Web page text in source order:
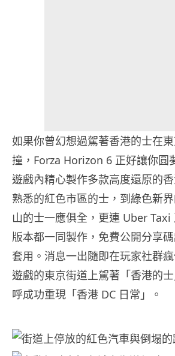
如果你曾幻想過駕著香港的士在
撞，Forza Horizon 6 正好讓你圓
遊戲內精心製作多款高度還原的
熟悉的紅色市區的士，到綠色新
山的士一應俱全，更連 Uber Taxi
版本都一同製作，免費公開分享
套用。消息一出隨即在玩家社群
遊戲的東京街道上駕著「香港的
呼成功重現「香港 DC 日常」。